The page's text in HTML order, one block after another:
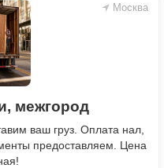
Москва
межгород
ваш груз. Оплата нал,
предоставляем. Цена